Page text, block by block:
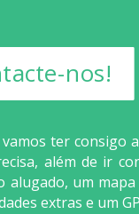
nos!
ter consigo
além de ir
um
extras e um